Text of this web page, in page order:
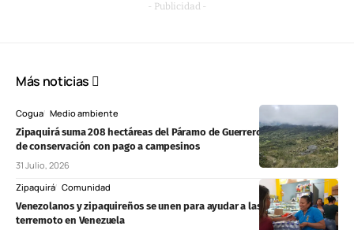
- Publicidad -
Más noticias
Cogua Medio ambiente
Zipaquirá suma 208 hectáreas del Páramo de Guerrero a un programa
de conservación con pago a campesinos
31 Julio, 2026
Zipaquirá Comunidad
Venezolanos y zipaquireños se unen para ayudar a las víctimas del
terremoto en Venezuela